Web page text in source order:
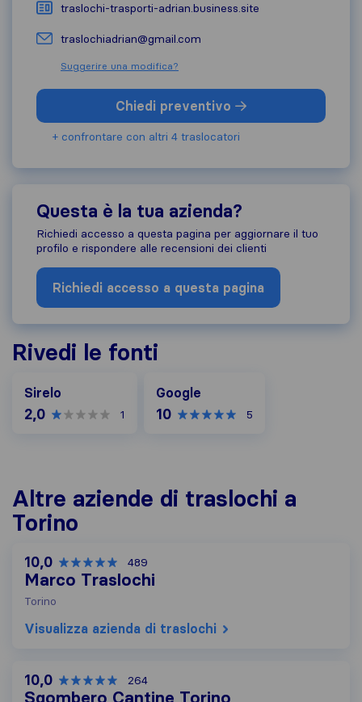
traslochi-trasporti-adrian.business.site
traslochiadrian@gmail.com
Suggerire una modifica?
Chiedi preventivo
+ confrontare con altri 4 traslocatori
Questa è la tua azienda?
Richiedi accesso a questa pagina per aggiornare il tuo
profilo e rispondere alle recensioni dei clienti
Richiedi accesso a questa pagina
Rivedi le fonti
Sirelo
2,0 1
Google
10 5
Altre aziende di traslochi a
Torino
10,0 489
Marco Traslochi
Torino
Visualizza azienda di traslochi
10,0 264